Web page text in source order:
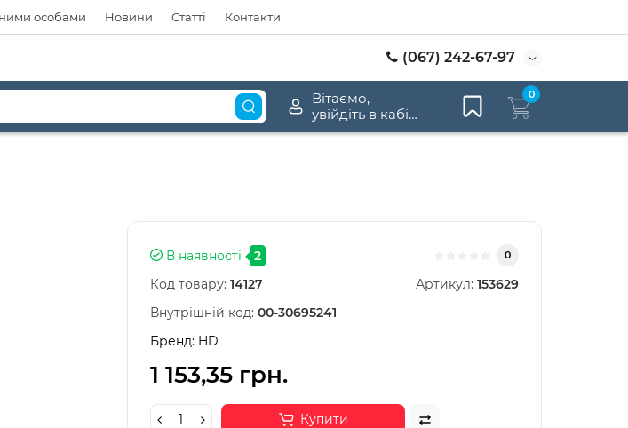
особами Новини Статті Контакти
(067) 242-67-97
Вітаємо,
увійдіть в кабінет
0
В наявності 2 0
Код товару: 14127 Артикул: 153629
Внутрішній код: 00-30695241
Бренд: HD
1 153,35 грн.
Купити